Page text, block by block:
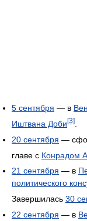
5 сентября — в
Иштвана Доби[3]
20 сентября —
главе с Конрадом
21 сентября — в
политического
Завершилась 30
22 сентября — в